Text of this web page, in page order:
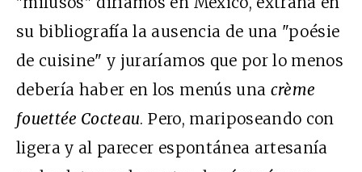
su bibliografía la ausencia de una "poésie
de cuisine" y juraríamos que por lo menos
debería haber en los menús una crème
fouettée Cocteau. Pero, mariposeando con
ligera y al parecer espontánea artesanía